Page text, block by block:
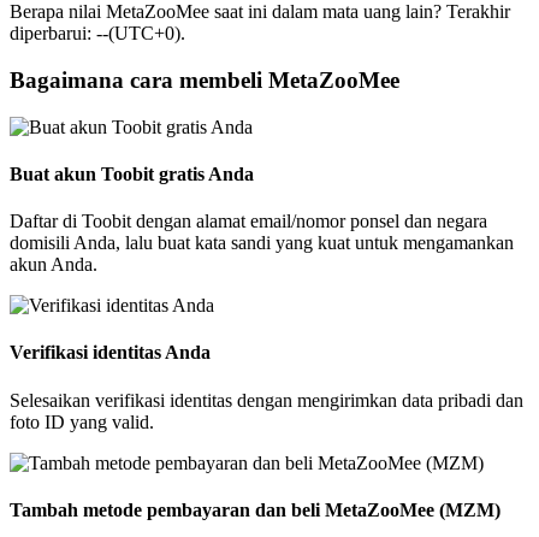
Berapa nilai MetaZooMee saat ini dalam mata uang lain? Terakhir
diperbarui: --(UTC+0).
Bagaimana cara membeli MetaZooMee
Buat akun Toobit gratis Anda
Daftar di Toobit dengan alamat email/nomor ponsel dan negara
domisili Anda, lalu buat kata sandi yang kuat untuk mengamankan
akun Anda.
Verifikasi identitas Anda
Selesaikan verifikasi identitas dengan mengirimkan data pribadi dan
foto ID yang valid.
Tambah metode pembayaran dan beli MetaZooMee (MZM)